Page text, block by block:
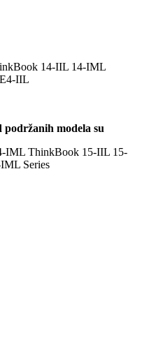
14-IIL 14-IML
IIL
podržanih modela su
IML ThinkBook 15-IIL 15-
Series